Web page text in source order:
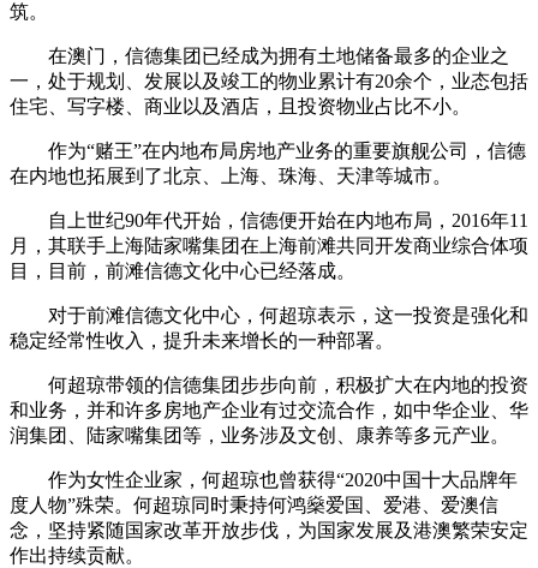
筑。
在澳门，信德集团已经成为拥有土地储备最多的企业之
一，处于规划、发展以及竣工的物业累计有20余个，业态包括
住宅、写字楼、商业以及酒店，且投资物业占比不小。
作为“赌王”在内地布局房地产业务的重要旗舰公司，信德
在内地也拓展到了北京、上海、珠海、天津等城市。
自上世纪90年代开始，信德便开始在内地布局，2016年11
月，其联手上海陆家嘴集团在上海前滩共同开发商业综合体项
目，目前，前滩信德文化中心已经落成。
对于前滩信德文化中心，何超琼表示，这一投资是强化和
稳定经常性收入，提升未来增长的一种部署。
何超琼带领的信德集团步步向前，积极扩大在内地的投资
和业务，并和许多房地产企业有过交流合作，如中华企业、华
润集团、陆家嘴集团等，业务涉及文创、康养等多元产业。
作为女性企业家，何超琼也曾获得“2020中国十大品牌年
度人物”殊荣。何超琼同时秉持何鸿燊爱国、爱港、爱澳信
念，坚持紧随国家改革开放步伐，为国家发展及港澳繁荣安定
作出持续贡献。